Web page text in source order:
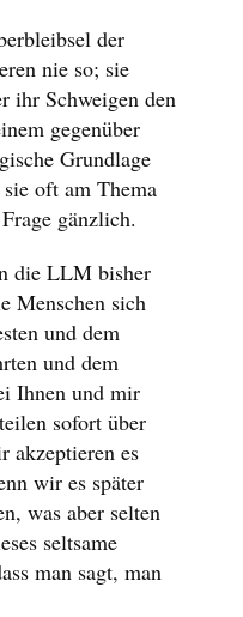
der
nie so; sie
ihr Schweigen den
gegenüber
Grundlage
oft am Thema
gänzlich.
die LLM bisher
Menschen sich
und dem
und dem
Ihnen und mir
sofort über
akzeptieren es
wir es später
was aber selten
seltsame
man sagt, man